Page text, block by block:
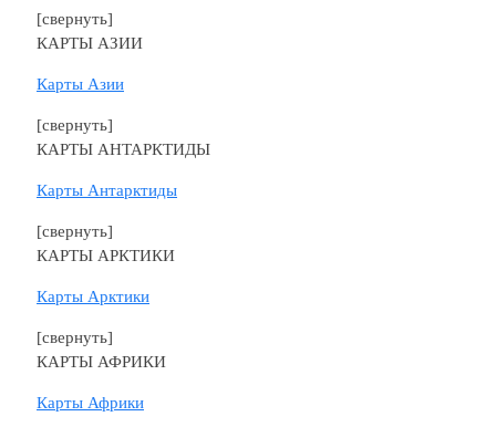
[свернуть]
КАРТЫ АЗИИ
Карты Азии
[свернуть]
КАРТЫ АНТАРКТИДЫ
Карты Антарктиды
[свернуть]
КАРТЫ АРКТИКИ
Карты Арктики
[свернуть]
КАРТЫ АФРИКИ
Карты Африки